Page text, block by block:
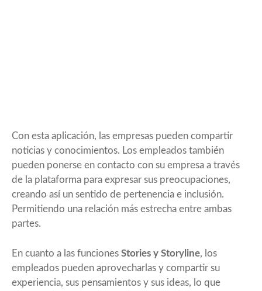
Con esta aplicación, las empresas pueden compartir
noticias y conocimientos. Los empleados también
pueden ponerse en contacto con su empresa a través
de la plataforma para expresar sus preocupaciones,
creando así un sentido de pertenencia e inclusión.
Permitiendo una relación más estrecha entre ambas
partes.
En cuanto a las funciones Stories y Storyline, los
empleados pueden aprovecharlas y compartir su
experiencia, sus pensamientos y sus ideas, lo que